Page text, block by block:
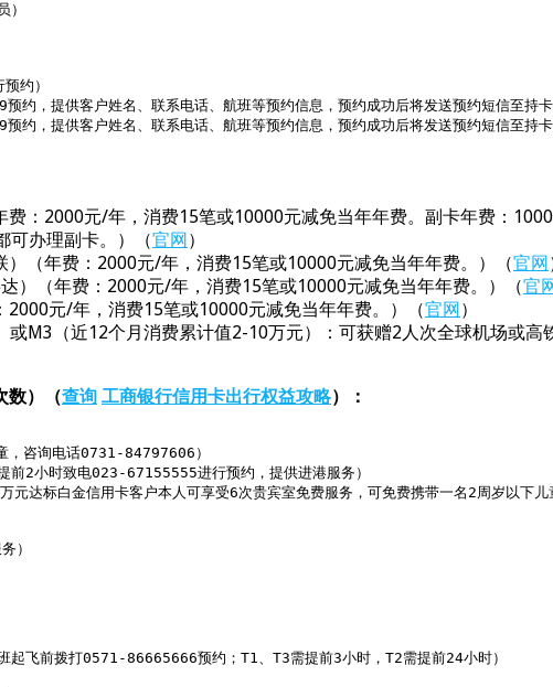
）
约）
约，提供客户姓名、联系电话、航班等预约信息，预约成功后将发送预约短信至持
约，提供客户姓名、联系电话、航班等预约信息，预约成功后将发送预约短信至持
费：2000元/年，消费15笔或10000元减免当年年费。副卡年费：
可办理副卡。）（官网）
）（年费：2000元/年，消费15笔或10000元减免当年年费。）（官网
达）（年费：2000元/年，消费15笔或10000元减免当年年费。）（官
2000元/年，消费15笔或10000元减免当年年费。）（官网）
M3（近12个月消费累计值2-10万元）：可获赠2人次全球机场或高
数）（查询 工商银行信用卡出行权益攻略）：
，咨询电话0731-84797606）
前2小时致电023-67155555进行预约，提供进港服务）
元达标白金信用卡客户本人可享受6次贵宾室免费服务，可免费携带一名2周岁以
）
起飞前拨打0571-86665666预约；T1、T3需提前3小时，T2需提前24小时）